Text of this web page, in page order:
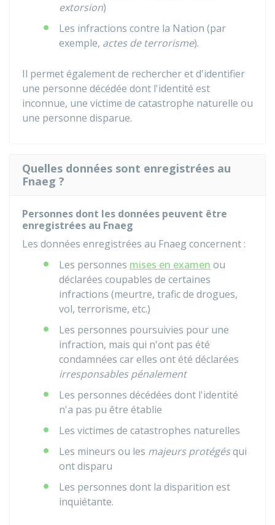
extorsion)
Les infractions contre la Nation (par
exemple, actes de terrorisme).
Il permet également de rechercher et d'identifier
une personne décédée dont l'identité est
inconnue, une victime de catastrophe naturelle ou
une personne disparue.
Quelles données sont enregistrées au
Fnaeg ?
Personnes dont les données peuvent être
enregistrées au Fnaeg
Les données enregistrées au Fnaeg concernent :
Les personnes mises en examen ou
déclarées coupables de certaines
infractions (meurtre, trafic de drogues,
vol, terrorisme, etc.)
Les personnes poursuivies pour une
infraction, mais qui n'ont pas été
condamnées car elles ont été déclarées
irresponsables pénalement
Les personnes décédées dont l'identité
n'a pas pu être établie
Les victimes de catastrophes naturelles
Les mineurs ou les majeurs protégésqui
ont disparu
Les personnes dont la disparition est
inquiétante.